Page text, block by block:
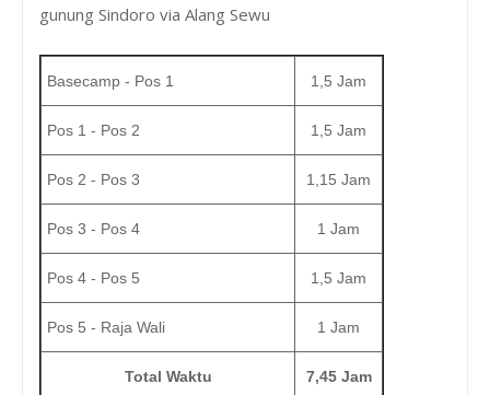
gunung Sindoro via Alang Sewu
Basecamp - Pos 1 1,5 Jam
Pos 1 - Pos 2 1,5 Jam
Pos 2 - Pos 3 1,15 Jam
Pos 3 - Pos 4 1 Jam
Pos 4 - Pos 5 1,5 Jam
Pos 5 - Raja Wali 1 Jam
Total Waktu 7,45 Jam